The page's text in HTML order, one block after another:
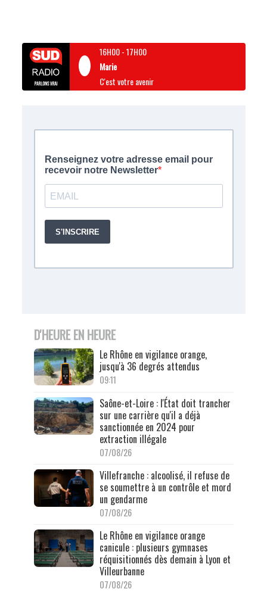
16H00-17H00
Marie
C'est votre avenir
D'HEURE EN HEURE
Le Rhône en vigilance orange,
jusqu'à 36 degrés attendus
09:11
Saône-et-Loire : l'État doit trancher
sur une carrière qu'il a déjà
sanctionnée en 2024 pour
extraction illégale
07/08/26
Villefranche : alcoolisé, il refuse de
se soumettre à un contrôle et mord
un gendarme
07/08/26
Le Rhône en vigilance orange
canicule : plusieurs gymnases
réquisitionnés dès demain à Lyon et
Villeurbanne
07/08/26